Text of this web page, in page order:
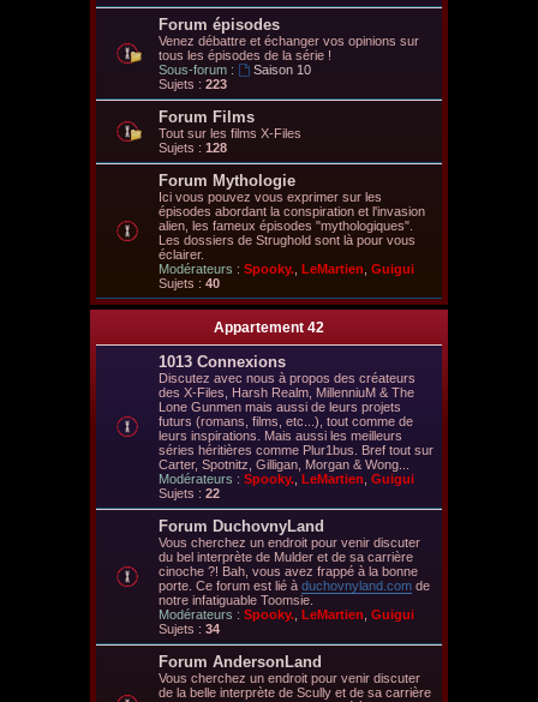
Forum épisodes
Venez débattre et échanger vos opinions sur
tous les épisodes de la série !
Sous-forum :
Saison 10
Sujets : 223
Forum Films
Tout sur les films X-Files
Sujets : 128
Forum Mythologie
Ici vous pouvez vous exprimer sur les
épisodes abordant la conspiration et l'invasion
alien, les fameux épisodes "mythologiques".
Les dossiers de Strughold sont là pour vous
éclairer.
Modérateurs : Spooky. LeMartien Guigui
Sujets : 40
Appartement 42
1013 Connexions
Discutez avec nous à propos des créateurs
des X-Files, Harsh Realm, MillenniuM & The
Lone Gunmen mais aussi de leurs projets
futurs (romans, films, etc...), tout comme de
leurs inspirations. Mais aussi les meilleurs
séries héritières comme Plur1bus. Bref tout sur
Carter, Spotnitz, Gilligan, Morgan & Wong...
Modérateurs : Spooky. LeMartien Guigui
Sujets : 22
Forum DuchovnyLand
Vous cherchez un endroit pour venir discuter
du bel interprète de Mulder et de sa carrière
cinoche ?! Bah, vous avez frappé à la bonne
porte. Ce forum est lié à duchovnyland.com de
notre infatiguable Toomsie.
Modérateurs : Spooky. LeMartien Guigui
Sujets : 34
Forum AndersonLand
Vous cherchez un endroit pour venir discuter
de la belle interprète de Scully et de sa carrière